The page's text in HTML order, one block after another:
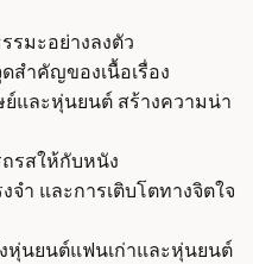
รมะอย่างลงตัว
สำคัญของเนื้อเรื่อง
และหุ่นยนต์ สร้างความน่า
ถรสให้กับหนัง
ำ และการเติบโตทางจิตใจ
หุ่นยนต์แฟนเก่าและหุ่นยนต์